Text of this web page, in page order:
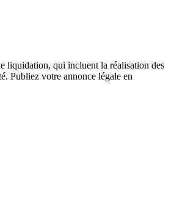
liquidation, qui incluent la réalisation des
Publiez votre annonce légale en